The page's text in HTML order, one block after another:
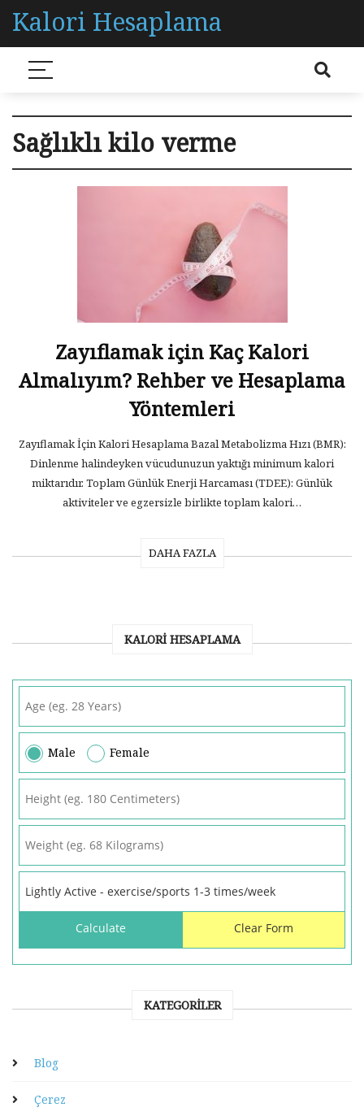
Kalori Hesaplama
Sağlıklı kilo verme
Zayıflamak için Kaç Kalori
Almalıyım? Rehber ve Hesaplama
Yöntemleri
Zayıflamak İçin Kalori Hesaplama Bazal Metabolizma Hızı (BMR):
Dinlenme halindeyken vücudunuzun yaktığı minimum kalori
miktarıdır. Toplam Günlük Enerji Harcaması (TDEE): Günlük
aktiviteler ve egzersizle birlikte toplam kalori…
DAHA FAZLA
KALORI HESAPLAMA
Male Female
KATEGORILER
Blog
Çerez